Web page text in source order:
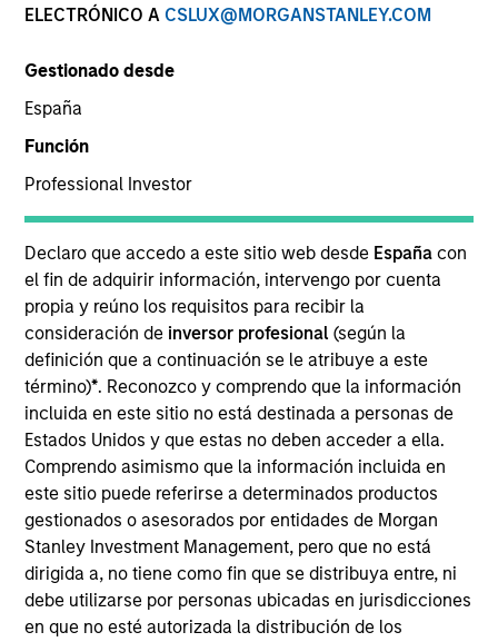
ELECTRÓNICO A CSLUX@MORGANSTANLEY.COM
Gestionado desde
España
Función
Professional Investor
Declaro que accedo a este sitio web desde España con
el fin de adquirir información, intervengo por cuenta
propia y reúno los requisitos para recibir la
consideración de inversor profesional(según la
definición que a continuación se le atribuye a este
término)*. Reconozco y comprendo que la información
incluida en este sitio no está destinada a personas de
Estados Unidos y que estas no deben acceder a ella.
Comprendo asimismo que la información incluida en
este sitio puede referirse a determinados productos
gestionados o asesorados por entidades de Morgan
Stanley Investment Management, pero que no está
dirigida a, no tiene como fin que se distribuya entre, ni
debe utilizarse por personas ubicadas en jurisdicciones
en que no esté autorizada la distribución de los
YEARS OF INDUSTRY EXPERIENCE
EQUIPO
North America Private Credit
Katarina Bridova is an Executive Director at Morgan
Stanley and a member of the Morgan Stanley
Private Credit team, where she focuses on
operation, administration, and investor relations for
the Opportunistic Credit and Lower Middle Market
Direct Lending strategies. Ms. Bridova joined
Morgan Stanley in 2018 and has over 17 years of
relevant industry experience. Previously, Ms.
Bridova was a member of the Investor Operations
team at Oz Management where she oversaw all
aspects of marketing, due diligence, investor